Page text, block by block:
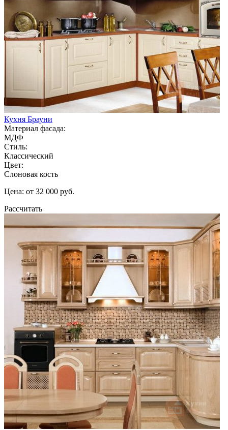
Кухня Брауни
Материал фасада:
МДФ
Стиль:
Классический
Цвет:
Слоновая кость
Цена: от 32 000 руб.
Рассчитать